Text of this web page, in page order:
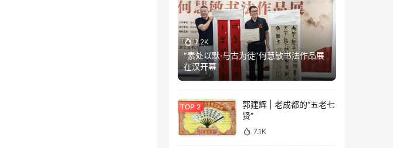
7.2K
“素处以默·与古为徒”何慧敏书法作品展
在汉开幕
郭建辉 | 老成都的“五老七
贤”
7.1K